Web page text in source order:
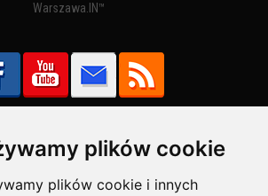
plików cookie
plików cookie i innych
Warszawa.IN™
Płatności obsługuje: